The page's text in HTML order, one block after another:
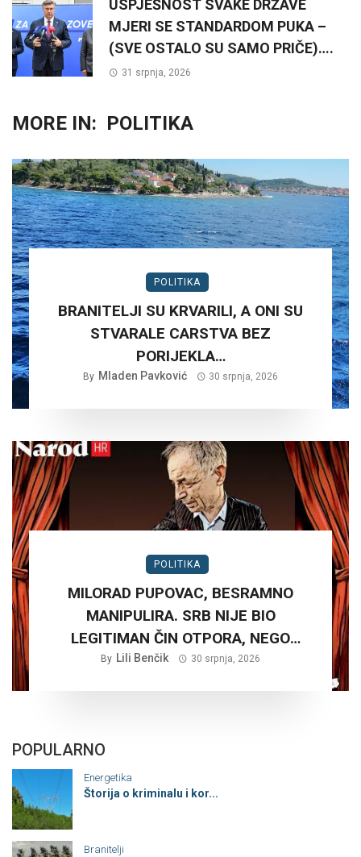
USPJEŠNOST SVAKE DRŽAVE
MJERI SE STANDARDOM PUKA –
(SVE OSTALO SU SAMO PRIČE)….
31 srpnja, 2026
MORE IN: POLITIKA
POLITIKA
BRANITELJI SU KRVARILI, A ONI SU
STVARALE CARSTVA BEZ
PORIJEKLA…
By Mladen Pavković 30 srpnja, 2026
POLITIKA
MILORAD PUPOVAC, BESRAMNO
MANIPULIRA. SRB NIJE BIO
LEGITIMAN ČIN OTPORA, NEGO
PLANSKA ČETNIČKA AGRESIJA SA
By Lili Benčik 30 srpnja, 2026
POPULARNO
Energetika
Štorija o kriminalu i kor...
Branitelji